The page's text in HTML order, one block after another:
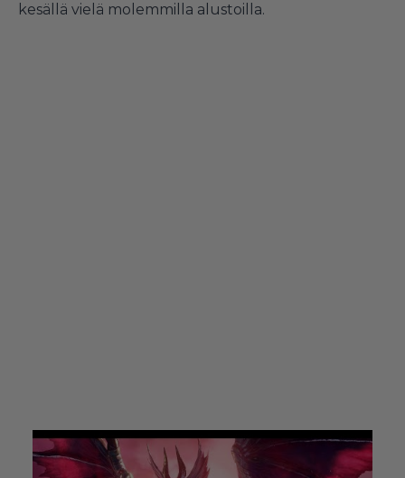
kesällä vielä molemmilla alustoilla.